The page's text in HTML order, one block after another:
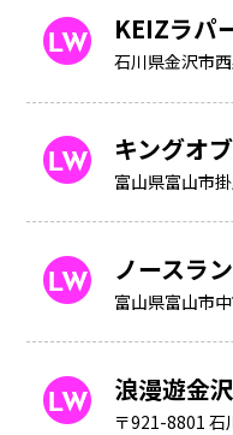
KEIZラパ
石川県金沢市
キングオ
富山県富山市
ノースラ
富山県富山市
浪漫遊金
〒921-8801 石